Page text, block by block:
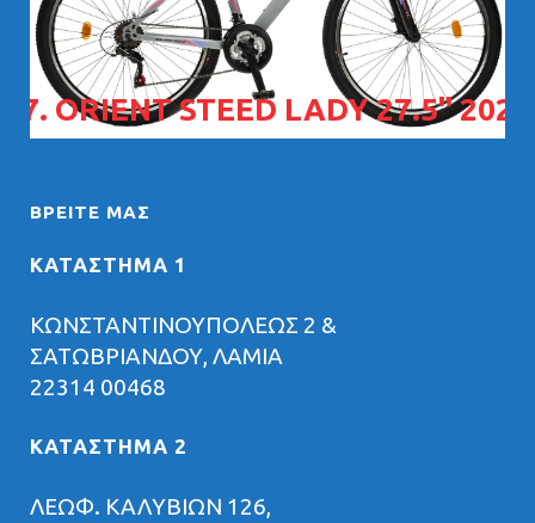
07. ORIENT STEED LADY 27.5" 2026
ΒΡΕΊΤΕ ΜΑΣ
ΚΑΤΑΣΤΗΜΑ 1
ΚΩΝΣΤΑΝΤΙΝΟΥΠΟΛΕΩΣ 2 &
ΣΑΤΩΒΡΙΑΝΔΟΥ, ΛΑΜΙΑ
22314 00468
ΚΑΤΑΣΤΗΜΑ 2
ΛΕΩΦ. ΚΑΛΥΒΙΩΝ 126,